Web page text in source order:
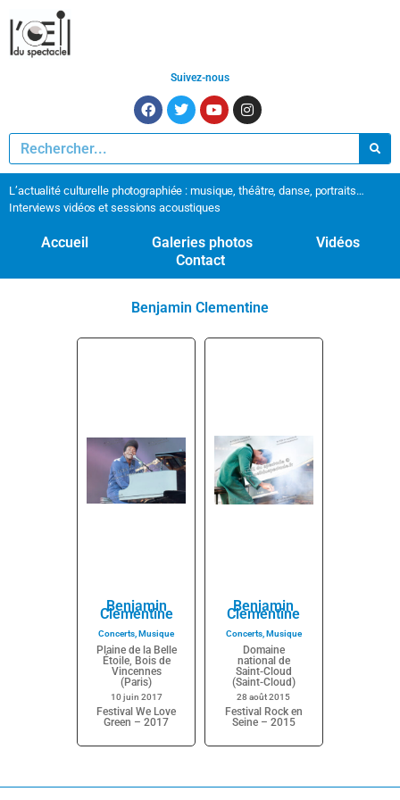
Suivez-nous
L’actualité culturelle photographiée : musique, théâtre, danse, portraits…
Interviews vidéos et sessions acoustiques
Accueil Galeries photos
Vidéos
Contact
Benjamin Clementine
Benjamin
Clementine
Concerts,Musique
Plaine de la Belle
Étoile, Bois de
Vincennes
(Paris)
10 juin 2017
Festival We Love
Green – 2017
Benjamin
Clementine
Concerts,Musique
Domaine
national de
Saint-Cloud
(Saint-Cloud)
28 août 2015
Festival Rock en
Seine – 2015